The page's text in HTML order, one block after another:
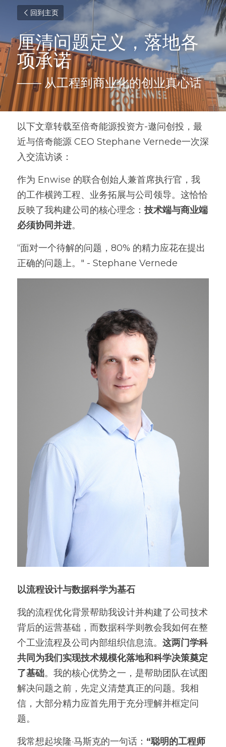
回到主页
厘清问题定义，落地各
项承诺
—— 从工程到商业化的创业真心话
以下文章转载至倍奇能源投资方-遨问创投，最
近与倍奇能源 CEO Stephane Vernede一次深
入交流访谈：
作为 Enwise 的联合创始人兼首席执行官，我
的工作横跨工程、业务拓展与公司领导。这恰恰
反映了我构建公司的核心理念： 技术端与商业端
必须协同并进。
“面对一个待解的问题，80% 的精力应花在提出
正确的问题上。" - Stephane Vernede
以流程设计与数据科学为基石
我的流程优化背景帮助我设计并构建了公司技术
背后的运营基础，而数据科学则教会我如何在整
个工业流程及公司内部组织信息流。 这两门学科
共同为我们实现技术规模化落地和科学决策奠定
了基础。我的核心优势之一，是帮助团队在试图
解决问题之前，先定义清楚真正的问题。我相
信，大部分精力应首先用于充分理解并框定问
题。
我常想起埃隆·马斯克的一句话： “聪明的工程师